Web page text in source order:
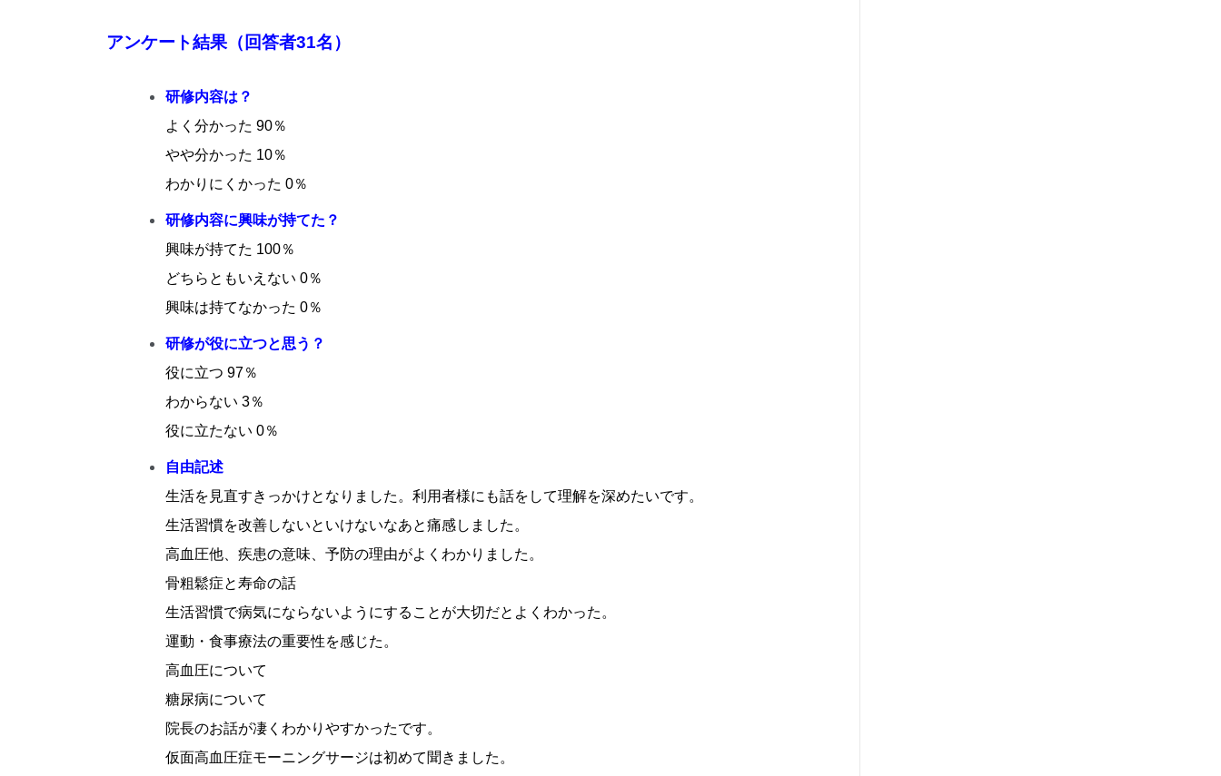
アンケート結果（回答者31名）
研修内容は？
よく分かった 90％
やや分かった 10％
わかりにくかった 0％
研修内容に興味が持てた？
興味が持てた 100％
どちらともいえない 0％
興味は持てなかった 0％
研修が役に立つと思う？
役に立つ 97％
わからない 3％
役に立たない 0％
自由記述
生活を見直すきっかけとなりました。利用者様にも話をして理解を深めたいです。
生活習慣を改善しないといけないなあと痛感しました。
高血圧他、疾患の意味、予防の理由がよくわかりました。
骨粗鬆症と寿命の話
生活習慣で病気にならないようにすることが大切だとよくわかった。
運動・食事療法の重要性を感じた。
高血圧について
糖尿病について
院長のお話が凄くわかりやすかったです。
仮面高血圧症モーニングサージは初めて聞きました。